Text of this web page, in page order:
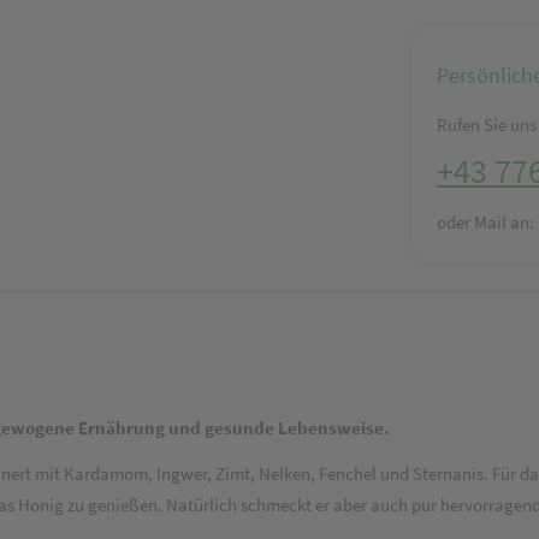
Rufen Sie
+43
oder Mail
Ernährung und gesunde Lebensweise.
mit Kardamom, Ingwer, Zimt, Nelken, Fenchel und Sternanis. Für
Honig zu genießen. Natürlich schmeckt er aber auch pur